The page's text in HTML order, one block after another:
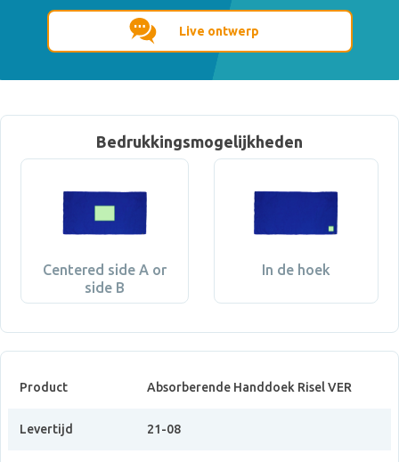
Live ontwerp
Bedrukkingsmogelijkheden
Centered side A or
side B
In de hoek
Product Absorberende Handdoek Risel VER
Levertijd 21-08